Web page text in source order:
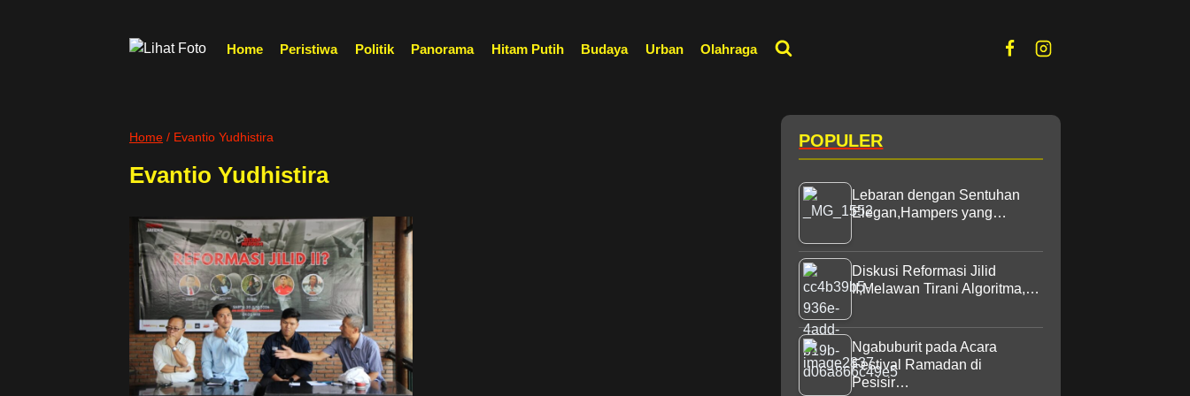
Home Peristiwa Politik Panorama Hitam Putih Budaya Urban Olahraga
Home / Evantio Yudhistira
Evantio Yudhistira
POPULER
Lebaran dengan Sentuhan
Elegan,Hampers yang…
Diskusi Reformasi Jilid
II,Melawan Tirani Algoritma,…
Ngabuburit pada Acara
Festival Ramadan di
Pesisir…